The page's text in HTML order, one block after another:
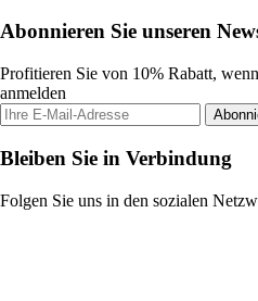
Abonnieren Sie unseren
Profitieren Sie von 10% Rabatt,
anmelden
Bleiben Sie in Verbindung
Folgen Sie uns in den sozialen